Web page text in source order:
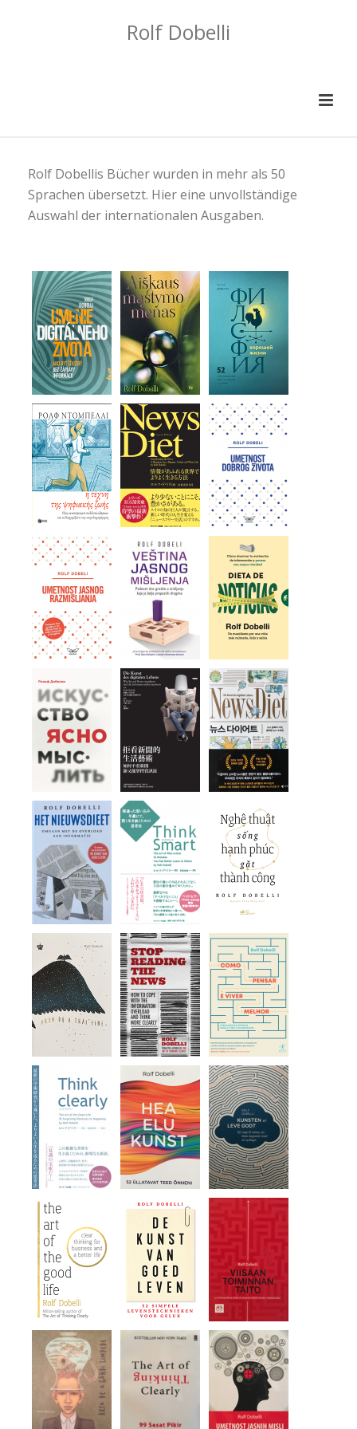
Rolf Dobelli
Rolf Dobellis Bücher wurden in mehr als 50
Sprachen übersetzt. Hier eine unvollständige
Auswahl der internationalen Ausgaben.